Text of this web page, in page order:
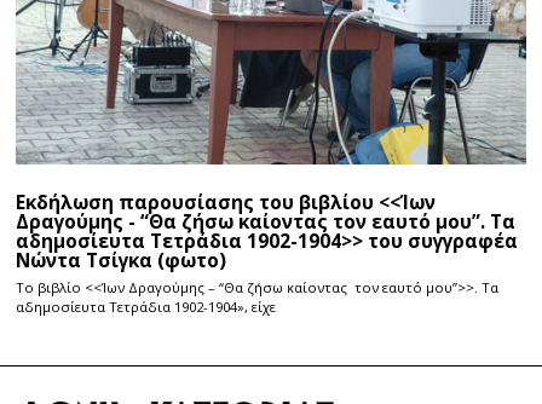
Εκδήλωση παρουσίασης του βιβλίου <<Ίων
Δραγούμης - “Θα ζήσω καίοντας τον εαυτό μου”. Τα
αδημοσίευτα Τετράδια 1902-1904>> του συγγραφέα
Νώντα Τσίγκα (φωτο)
Το βιβλίο <<Ίων Δραγούμης – “Θα ζήσω καίοντας τον εαυτό μου”>>. Τα
αδημοσίευτα Τετράδια 1902-1904», είχε